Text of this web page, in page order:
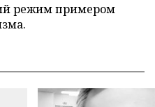
режим примером